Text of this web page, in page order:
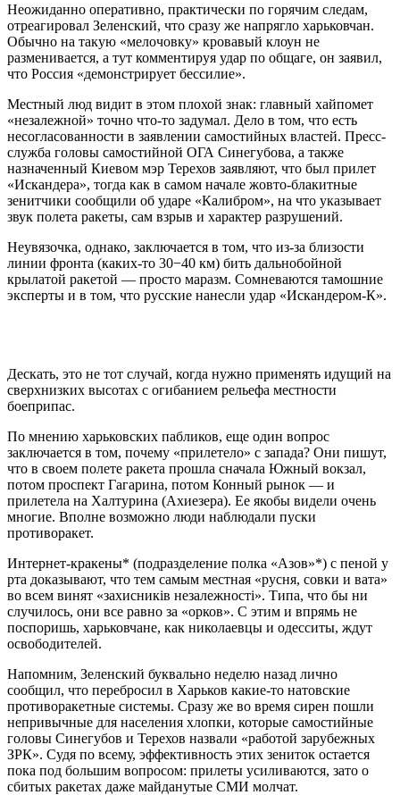
Неожиданно оперативно, практически по горячим следам,
отреагировал Зеленский, что сразу же напрягло харьковчан.
Обычно на такую «мелочовку» кровавый клоун не
разменивается, а тут комментируя удар по общаге, он заявил,
что Россия «демонстрирует бессилие».
Местный люд видит в этом плохой знак: главный хайпомет
«незалежной» точно что-то задумал. Дело в том, что есть
несогласованности в заявлении самостийных властей. Пресс-
служба головы самостийной ОГА Синегубова, а также
назначенный Киевом мэр Терехов заявляют, что был прилет
«Искандера», тогда как в самом начале жовто-блакитные
зенитчики сообщили об ударе «Калибром», на что указывает
звук полета ракеты, сам взрыв и характер разрушений.
Неувязочка, однако, заключается в том, что из-за близости
линии фронта (каких-то 30−40 км) бить дальнобойной
крылатой ракетой — просто маразм. Сомневаются тамошние
эксперты и в том, что русские нанесли удар «Искандером-К».
Дескать, это не тот случай, когда нужно применять идущий на
сверхнизких высотах с огибанием рельефа местности
боеприпас.
По мнению харьковских пабликов, еще один вопрос
заключается в том, почему «прилетело» с запада? Они пишут,
что в своем полете ракета прошла сначала Южный вокзал,
потом проспект Гагарина, потом Конный рынок — и
прилетела на Халтурина (Ахиезера). Ее якобы видели очень
многие. Вполне возможно люди наблюдали пуски
противоракет.
Интернет-кракены* (подразделение полка «Азов»*) с пеной у
рта доказывают, что тем самым местная «русня, совки и вата»
во всем винят «захисникiв незалежностi». Типа, что бы ни
случилось, они все равно за «орков». С этим и впрямь не
поспоришь, харьковчане, как николаевцы и одесситы, ждут
освободителей.
Напомним, Зеленский буквально неделю назад лично
сообщил, что перебросил в Харьков какие-то натовские
противоракетные системы. Сразу же во время сирен пошли
непривычные для населения хлопки, которые самостийные
головы Синегубов и Терехов назвали «работой зарубежных
ЗРК». Судя по всему, эффективность этих зениток остается
пока под большим вопросом: прилеты усиливаются, зато о
сбитых ракетах даже майданутые СМИ молчат.